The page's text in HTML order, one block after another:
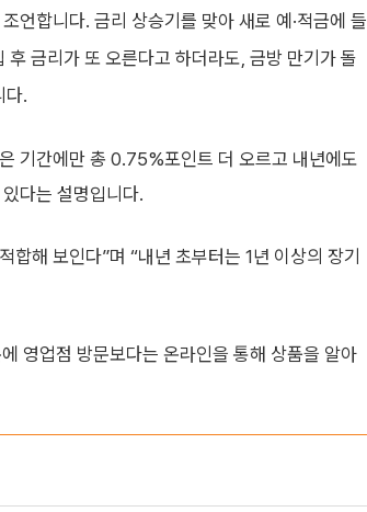
언합니다. 금리 상승기를 맞아 새로 예·적금에 들
금리가 또 오른다고 하더라도, 금방 만기가 돌
다.
기간에만 총 0.75%포인트 더 오르고 내년에도
다는 설명입니다.
해 보인다”며 “내년 초부터는 1년 이상의 장기
영업점 방문보다는 온라인을 통해 상품을 알아